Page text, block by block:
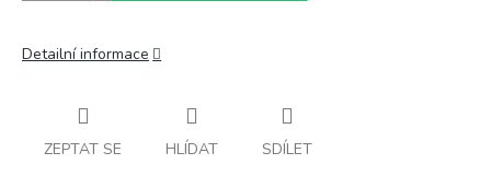
Detailní informace
ZEPTAT SE HLÍDAT SDÍLET